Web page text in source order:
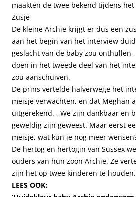
maakten de twee bekend tijdens
Zusje
De kleine Archie krijgt er dus een
aan het begin van het interview
geslacht van de baby zou
doen in het tweede deel van het
zou aanschuiven.
De prins vertelde halverwege het
meisje verwachten, en dat Meghan
uitgerekend. ,,We zijn dankbaar en
geweldig zijn geweest. Maar eerst
meisje, wat kun je nog meer
De hertog en hertogin van Sussex
ouders van hun zoon Archie. Ze
zijn het op twee kinderen te houden.
LEES OOK: